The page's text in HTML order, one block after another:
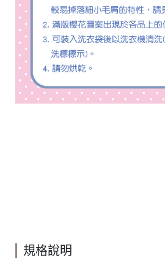
規格說明